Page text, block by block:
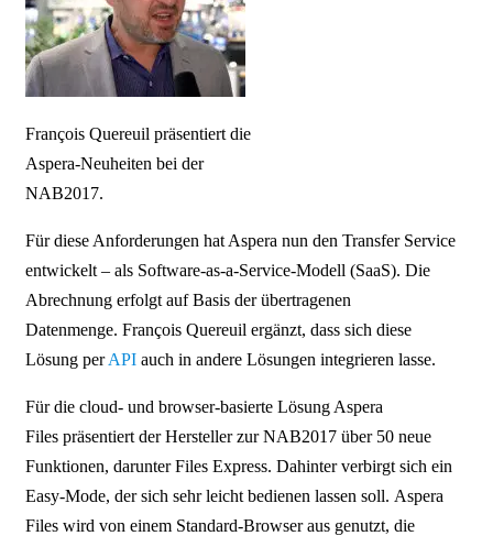
François Quereuil präsentiert die
Aspera-Neuheiten bei der
NAB2017.
Für diese Anforderungen hat Aspera nun den Transfer Service
entwickelt – als Software-as-a-Service-Modell (SaaS). Die
Abrechnung erfolgt auf Basis der übertragenen
Datenmenge. François Quereuil ergänzt, dass sich diese
Lösung perAPI auch in andere Lösungen integrieren lasse.
Für die cloud- und browser-basierte Lösung Aspera
Files präsentiert der Hersteller zur NAB2017 über 50 neue
Funktionen, darunter Files Express. Dahinter verbirgt sich ein
Easy-Mode, der sich sehr leicht bedienen lassen soll. Aspera
Files wird von einem Standard-Browser aus genutzt, die